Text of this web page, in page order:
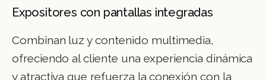
Expositores con pantallas integradas
Combinan luz y contenido multimedia,
ofreciendo al cliente una experiencia dinámica
y atractiva que refuerza la conexión con la